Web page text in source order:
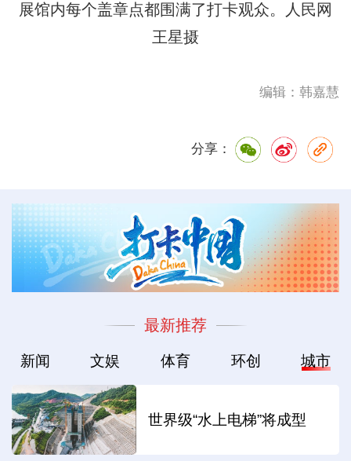
展馆内每个盖章点都围满了打卡观众。人民网
王星摄
编辑：韩嘉慧
分享：
最新推荐
新闻 文娱 体育 环创 城市
世界级“水上电梯”将成型